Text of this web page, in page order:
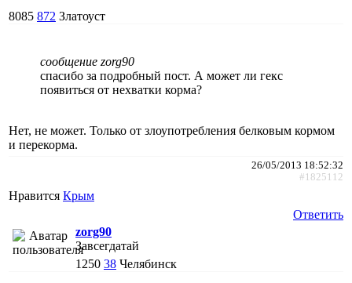
8085 872 Златоуст
сообщение zorg90
спасибо за подробный пост. А может ли гекс
появиться от нехватки корма?
Нет, не может. Только от злоупотребления белковым кормом
и перекорма.
26/05/2013 18:52:32
#1825112
Нравится Крым
Ответить
zorg90
Завсегдатай
1250 38 Челябинск